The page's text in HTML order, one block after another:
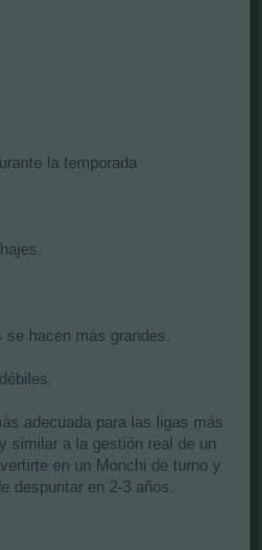
la temporada
hacen más grandes.
adecuada para las ligas más
similar a la gestión real de un
en un Monchi de turno y
despuntar en 2-3 años.